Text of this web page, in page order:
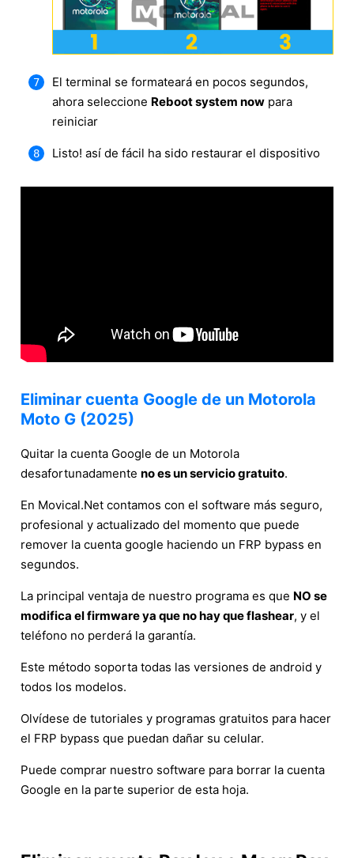
El terminal se formateará en pocos segundos,
ahora seleccione Reboot system now para
reiniciar
Listo! así de fácil ha sido restaurar el dispositivo
Eliminar cuenta Google de un Motorola
Moto G (2025)
Quitar la cuenta Google de un Motorola
desafortunadamente no es un servicio gratuito.
En Movical.Net contamos con el software más seguro,
profesional y actualizado del momento que puede
remover la cuenta google haciendo un FRP bypass en
segundos.
La principal ventaja de nuestro programa es que NO se
modifica el firmware ya que no hay que flashear, y el
teléfono no perderá la garantía.
Este método soporta todas las versiones de android y
todos los modelos.
Olvídese de tutoriales y programas gratuitos para hacer
el FRP bypass que puedan dañar su celular.
Puede comprar nuestro software para borrar la cuenta
Google en la parte superior de esta hoja.